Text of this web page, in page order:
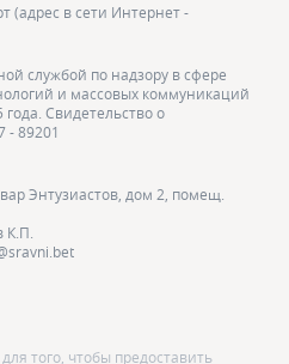
(адрес в сети Интернет -
службой по надзору в сфере
и массовых коммуникаций
Свидетельство о
89201
Энтузиастов, дом 2, помещ.
К.П.
того, чтобы предоставить